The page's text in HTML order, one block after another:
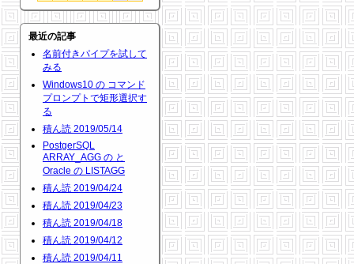
最近の記事
名前付きパイプを試して
みる
Windows10 の コマンド
プロンプトで矩形選択す
る
積ん読 2019/05/14
PostgerSQL
ARRAY_AGG の と
Oracle の LISTAGG
積ん読 2019/04/24
積ん読 2019/04/23
積ん読 2019/04/18
積ん読 2019/04/12
積ん読 2019/04/11